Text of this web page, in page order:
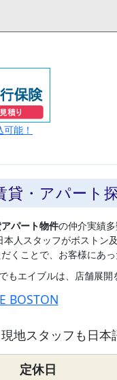
能！
貸・アパート
パート物件の仲介実績
人スタッフがボストン
くことで、お客様にあ
もエイブルは、店舗展
BOSTON
地スタッフも日
定休日